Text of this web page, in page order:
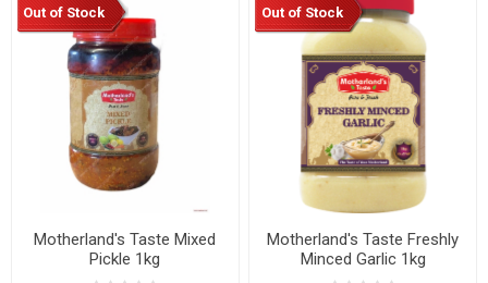
Out of Stock
Motherland's Taste Mixed
Pickle 1kg
Out of Stock
Motherland's Taste Freshly
Minced Garlic 1kg